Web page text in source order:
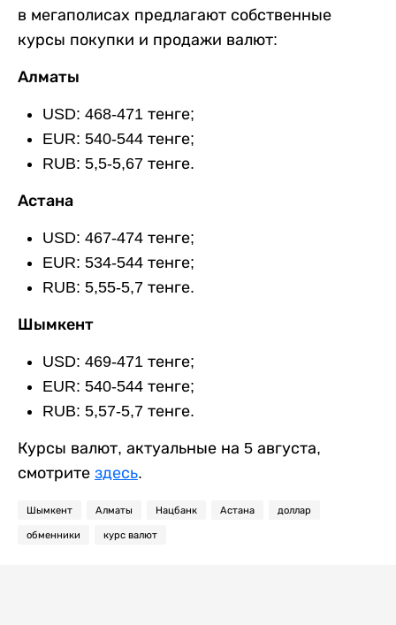
в мегаполисах предлагают собственные
курсы покупки и продажи валют:
Алматы
USD: 468-471 тенге;
EUR: 540-544 тенге;
RUB: 5,5-5,67 тенге.
Астана
USD: 467-474 тенге;
EUR: 534-544 тенге;
RUB: 5,55-5,7 тенге.
Шымкент
USD: 469-471 тенге;
EUR: 540-544 тенге;
RUB: 5,57-5,7 тенге.
Курсы валют, актуальные на 5 августа,
смотрите здесь.
Шымкент Алматы Нацбанк Астана доллар
обменники курс валют